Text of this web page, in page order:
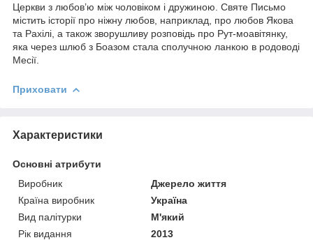
Церкви з любов’ю між чоловіком і дружиною. Святе Письмо
містить історії про ніжну любов, наприклад, про любов Якова
та Рахілі, а також зворушливу розповідь про Рут-моавітянку,
яка через шлюб з Боазом стала сполучною ланкою в родоводі
Месії.
Приховати
Характеристики
Основні атрибути
Виробник
Джерело життя
Країна виробник
Україна
Вид палітурки
М'який
Рік видання
2013